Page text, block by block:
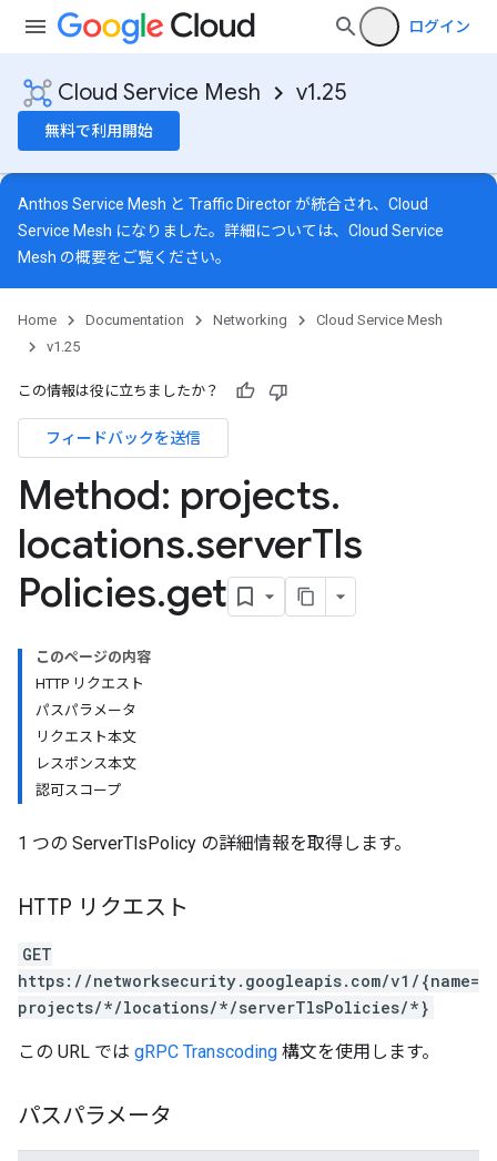
ログイン
Cloud Service Mesh v1.25
無料で利用開始
Anthos Service Mesh と Traffic Director が統合され、Cloud
Service Mesh になりました。詳細については、 Cloud Service
Mesh の概要をご覧ください。
Home Documentation Networking
Cloud Service Mesh
v1.25
この情報は役に立ちましたか？
フィードバックを送信
Method: projects.
locations.serverTls
Policies.get
このページの内容
HTTP リクエスト
パスパラメータ
リクエスト本文
レスポンス本文
認可スコープ
1 つの ServerTlsPolicy の詳細情報を取得します。
HTTP リクエスト
GET
https://networksecurity.googleapis.com/v1/{name=
projects/*/locations/*/serverTlsPolicies/*}
この URL では gRPC Transcoding 構文を使用します。
パスパラメータ